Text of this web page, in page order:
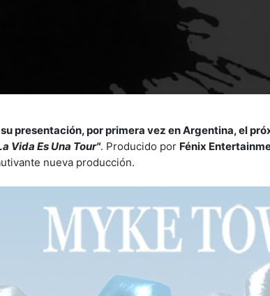
presentación, por primera vez en Argentina, el
Vida Es Una Tour". Producido por Fénix
nueva producción.